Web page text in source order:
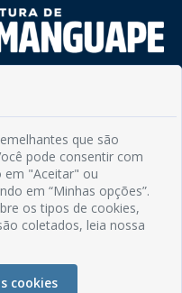
PB
08h às 13h
que são
pode consentir com
em "Aceitar" ou
em “Minhas opções”.
os tipos de cookies,
coletados, leia nossa
cookies